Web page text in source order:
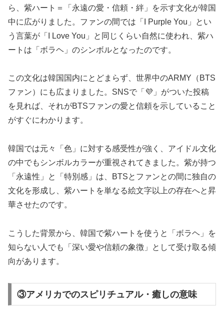
ら、紫ハート＝「永遠の愛・信頼・絆」を示す文化が韓国
中に広がりました。ファンの間では「I Purple You」とい
う言葉が「I Love You」と同じくらい自然に使われ、紫ハ
ートは「ボラヘ」のシンボルとなったのです。
この文化は韓国国内にとどまらず、世界中のARMY（BTS
ファン）にも広まりました。SNSで「💜」がついた投稿
を見れば、それがBTSファンの愛と信頼を示していること
がすぐにわかります。
韓国では元々「色」に対する感受性が強く、アイドル文化
の中でもシンボルカラーが重視されてきました。紫が持つ
「永遠性」と「特別感」は、BTSとファンとの間に独自の
文化を形成し、紫ハートを単なる絵文字以上の存在へと昇
華させたのです。
こうした背景から、韓国で紫ハートを使うと「ボラヘ」を
知らない人でも「深い愛や信頼の象徴」として受け取る傾
向があります。
③アメリカでのスピリチュアル・癒しの意味